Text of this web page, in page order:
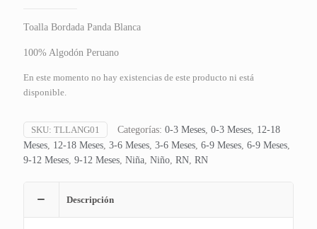
Toalla Bordada Panda Blanca
100% Algodón Peruano
En este momento no hay existencias de este producto ni está
disponible.
SKU: TLLANG01 Categorías: 0-3 Meses 0-3 Meses 12-18
Meses 12-18 Meses 3-6 Meses 3-6 Meses 6-9 Meses 6-9 Meses
9-12 Meses 9-12 Meses Niña Niño RN RN
Descripción